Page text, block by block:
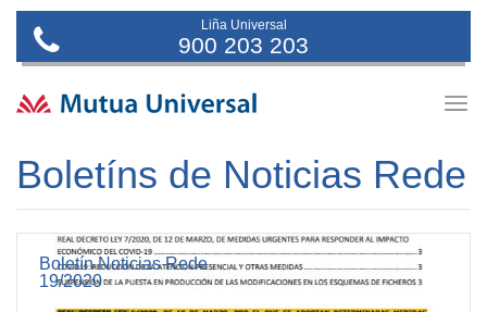
Liña Universal
900 203 203
Boletíns de Noticias Rede
Boletín Noticias Rede
19/2020